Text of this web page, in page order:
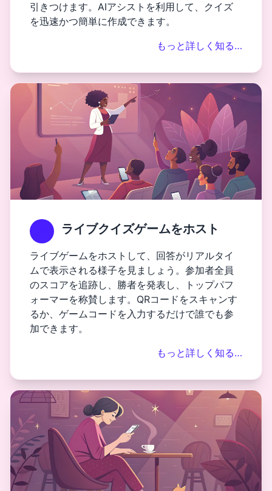
引きつけます。AIアシストを利用して、クイズ
を迅速かつ簡単に作成できます。
もっと詳しく知る…
ライブクイズゲームをホスト
ライブゲームをホストして、回答がリアルタイ
ムで表示される様子を見ましょう。参加者全員
のスコアを追跡し、勝者を発表し、トップパフ
ォーマーを称賛します。QRコードをスキャンす
るか、ゲームコードを入力するだけで誰でも参
加できます。
もっと詳しく知る…